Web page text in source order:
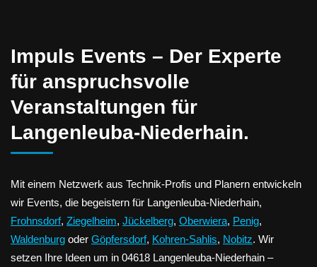
Impuls Events – Der Experte
für anspruchsvolle
Veranstaltungen für
Langenleuba-Niederhain.
Mit einem Netzwerk aus Technik-Profis und Planern entwickeln
wir Events, die begeistern für Langenleuba-Niederhain,
Frohnsdorf, Ziegelheim, Jückelberg, Oberwiera, Penig,
Waldenburg oder Göpfersdorf, Kohren-Sahlis, Nobitz. Wir
setzen Ihre Ideen um in 04618 Langenleuba-Niederhain –